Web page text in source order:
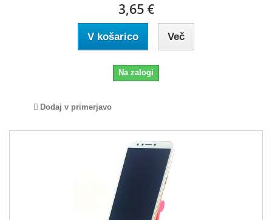
3,65 €
V košarico Več
Na zalogi
Dodaj v primerjavo